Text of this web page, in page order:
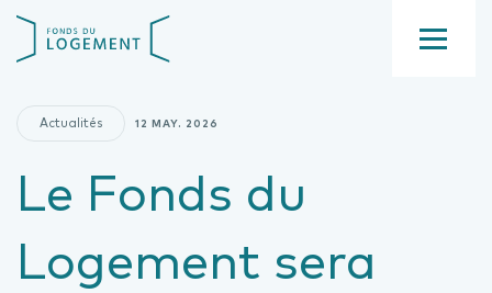
contenu
Actualités 12 MAY. 2026
Le Fonds du
Logement sera